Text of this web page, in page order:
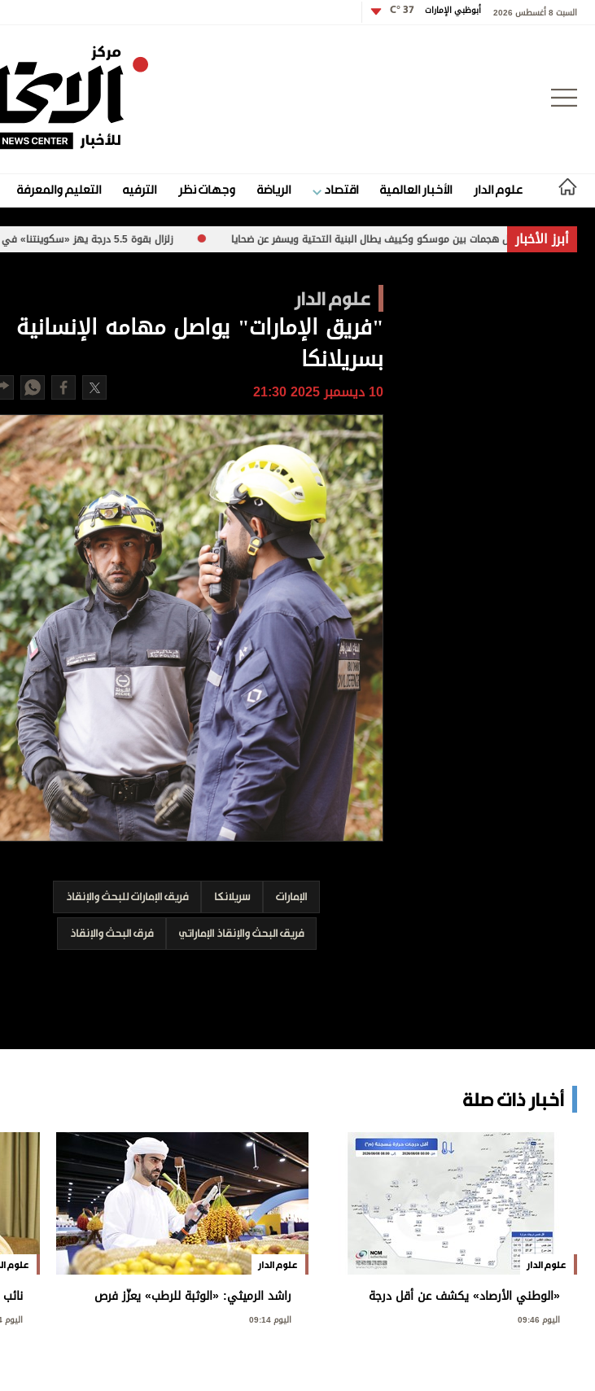
السبت 8 أغسطس 2026 أبوظبي الإمارات 37 °C
علوم الدار الأخبار العالمية اقتصاد الرياضة وجهات نظر الترفيه التعليم والمعرفة
علوم الدار
أبرز الأخبار
تبادل هجمات بين موسكو وكييف يطال البنية التحتية ويسفر عن ضحايا زلزال بقوة 5.5 درجة يهز «سكوينتنا» في ألاسكا
علوم الدار
"فريق الإمارات" يواصل مهامه الإنسانية
بسريلانكا
10 ديسمبر 2025 21:30
الإمارات سريلانكا فريق الإمارات للبحث والإنقاذ
فريق البحث والإنقاذ الإماراتي فرق البحث والإنقاذ
أخبار ذات صلة
علوم الدار
«الوطني الأرصاد» يكشف عن أقل درجة
حرارة سُجلت في الدولة
اليوم 09:46
علوم الدار
راشد الرميثي: «الوثبة للرطب» يعزّز فرص
العرض والتسويق
اليوم 09:14
علوم
لـ
اليوم 09:04